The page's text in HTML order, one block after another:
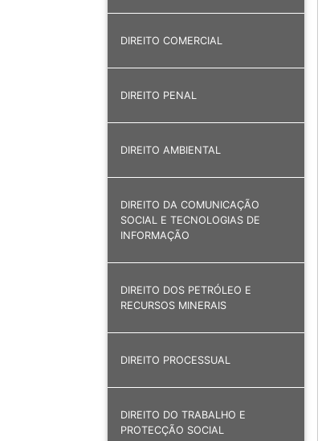
DIREITO COMERCIAL
DIREITO PENAL
DIREITO AMBIENTAL
DIREITO DA COMUNICAÇÃO
SOCIAL E TECNOLOGIAS DE
INFORMAÇÃO
DIREITO DOS PETRÓLEO E
RECURSOS MINERAIS
DIREITO PROCESSUAL
DIREITO DO TRABALHO E
PROTECÇÃO SOCIAL